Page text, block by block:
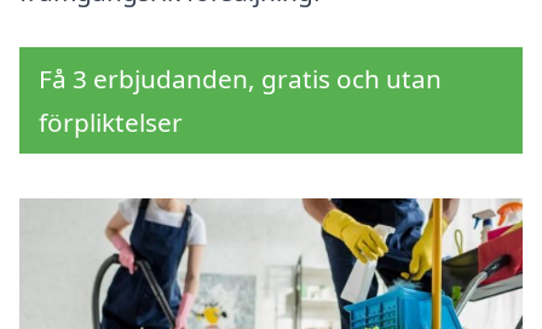
Få 3 erbjudanden, gratis och utan
förpliktelser